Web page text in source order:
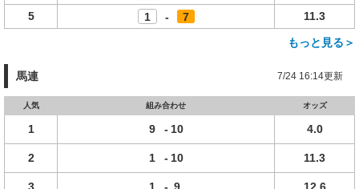
5
1 - 7 11.3
もっと見る＞
馬連 7/24 16:14更新
人気 組み合わせ オッズ
1 9 - 10 4.0
2 1 - 10 11.3